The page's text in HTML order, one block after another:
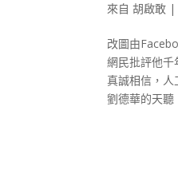
來自胡啟敢 |
改圖由
網民批評他
真誠相信，
劉德華的天聽